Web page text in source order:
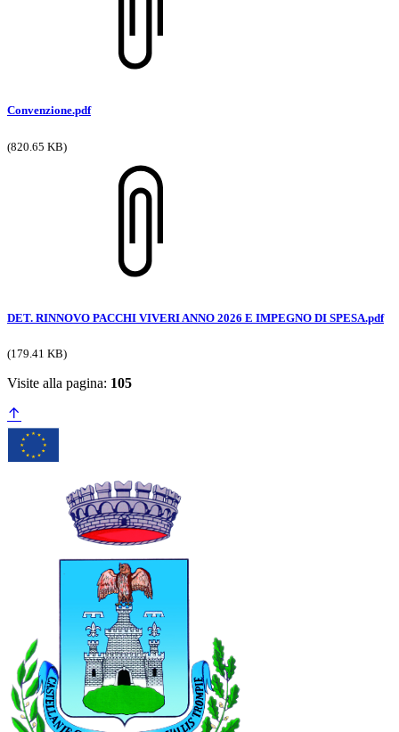
Convenzione.pdf
(820.65 KB)
DET. RINNOVO PACCHI VIVERI ANNO 2026 E IMPEGNO DI SPESA.pdf
(179.41 KB)
Visite alla pagina: 105